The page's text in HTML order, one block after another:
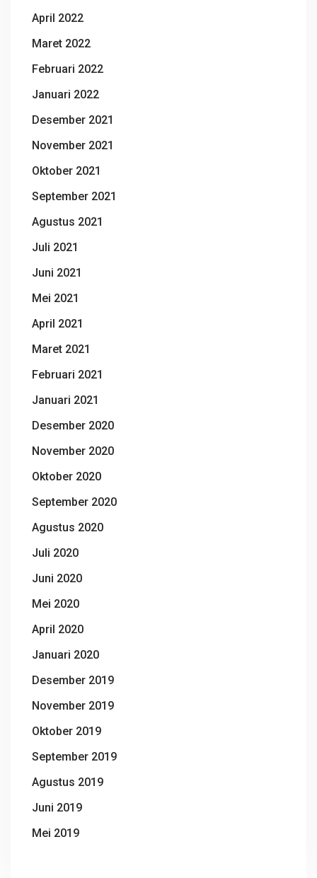
April 2022
Maret 2022
Februari 2022
Januari 2022
Desember 2021
November 2021
Oktober 2021
September 2021
Agustus 2021
Juli 2021
Juni 2021
Mei 2021
April 2021
Maret 2021
Februari 2021
Januari 2021
Desember 2020
November 2020
Oktober 2020
September 2020
Agustus 2020
Juli 2020
Juni 2020
Mei 2020
April 2020
Januari 2020
Desember 2019
November 2019
Oktober 2019
September 2019
Agustus 2019
Juni 2019
Mei 2019